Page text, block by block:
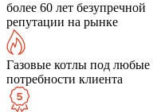
более 60 лет безупречной
репутации на рынке
Газовые котлы под любые
потребности клиента